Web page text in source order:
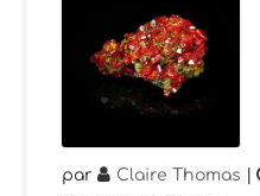
par Claire Thomas |